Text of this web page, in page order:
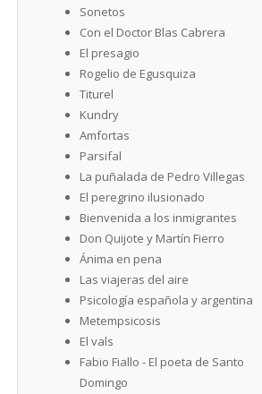
Sonetos
Con el Doctor Blas Cabrera
El presagio
Rogelio de Egusquiza
Titurel
Kundry
Amfortas
Parsifal
La puñalada de Pedro Villegas
El peregrino ilusionado
Bienvenida a los inmigrantes
Don Quijote y Martín Fierro
Ánima en pena
Las viajeras del aire
Psicología española y argentina
Metempsicosis
El vals
Fabio Fiallo - El poeta de Santo
Domingo